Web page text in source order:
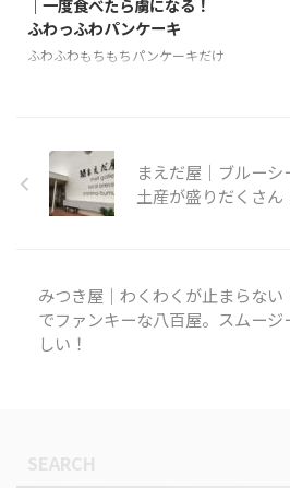
｜一度食べたら虜になる！
ふわっふわパンケーキ
ふわふわもちもちパンケーキだけ
ま市加世田武田18278ー1 電話番
号 0993-52-7855 営業時間 10:00
～17:00 店休日 水曜日&不定休
まえだ屋｜ブルー
土産が盛りだくさん
みつき屋｜わくわくが止まらない
でファンキーな八百屋。スムージ
しい！